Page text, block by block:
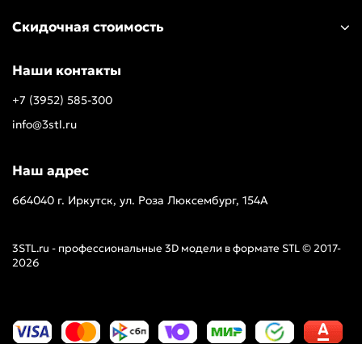
Скидочная стоимость
Наши контакты
+7 (3952) 585-300
info@3stl.ru
Наш адрес
664040 г. Иркутск, ул. Роза Люксембург, 154А
3STL.ru - профессиональные 3D модели в формате STL © 2017-
2026